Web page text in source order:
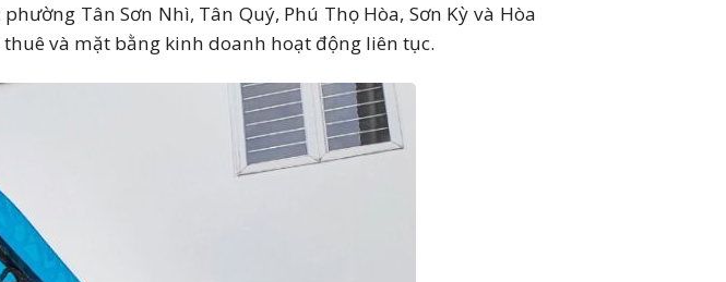
khấu 3 - 7% hôm nay
Tân Sơn Nhì, Tân Quý, Phú Thọ Hòa, Sơn Kỳ và Hòa
và mặt bằng kinh doanh hoạt động liên tục.